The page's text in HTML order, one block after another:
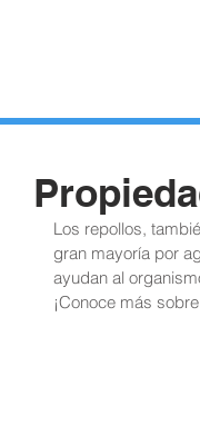
Los repollos,
gran mayoría por
ayudan al
¡Conoce más